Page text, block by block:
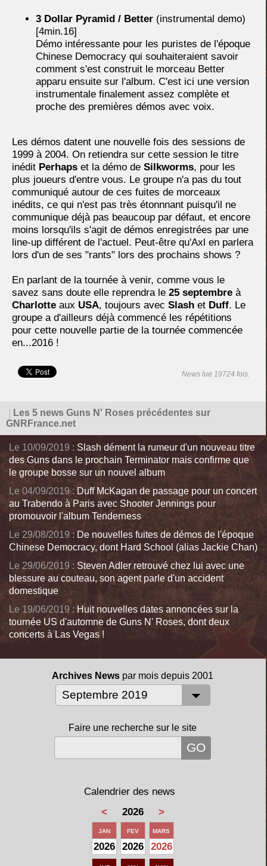
3 Dollar Pyramid / Better (instrumental demo)
[4min.16]
Démo intéressante pour les puristes de l'époque
Chinese Democracy qui souhaiteraient savoir
comment s'est construit le morceau Better
apparu ensuite sur l'album. C'est ici une version
instrumentale finalement assez complète et
proche des premières démos avec voix.
Les démos datent une nouvelle fois des sessions de
1999 à 2004. On retiendra sur cette session le titre
inédit Perhaps et la démo de Silkworms, pour les
plus joueurs d'entre vous. Le groupe n'a pas du tout
communiqué autour de ces fuites de morceaux
inédits, ce qui n'est pas très étonnnant puisqu'il ne
communique déjà pas beaucoup par défaut, et encore
moins lorsqu'ils s'agit de démos enregistrées par une
line-up différent de l'actuel. Peut-être qu'Axl en parlera
lors d'un de ses "rants" lors des prochains shows ?
En parlant de la tournée à venir, comme vous le
savez sans doute elle reprendra le 25 septembre à
Charlotte aux USA, toujours avec Slash et Duff. Le
groupe a d'ailleurs déjà commencé les répétitions
pour cette nouvelle partie de la tournée commencée
en...2016 !
News lue 19724 fois.
Les 5 news Guns N' Roses précédentes sur
GNRFrance.net
Le 10/09/2019 : Slash dément la rumeur d'un nouveau titre
des Guns dans le prochain Terminator mais confirme que
le groupe bosse sur un nouvel album
Le 04/09/2019 : Duff McKagan de passage pour un concert
au Trabendo à Paris avec Shooter Jennings pour
promouvoir l'album Tenderness
Le 29/08/2019 : De nouvelles fuites de démos de l'époque
Chinese Democracy, dont Hard School (alias Jackie Chan)
Le 29/06/2019 : Steven Adler retrouvé chez lui avec une
blessure au couteau, son agent parle d'un accident
domestique
Le 19/06/2019 : Huit nouvelles dates annoncées sur la
tournée US d'automne de Guns N' Roses, dont deux
concerts à Las Vegas !
Archives News par mois depuis 2001
Faire une recherche sur le site
Calendrier des news
<
2026 >
JAN
2026
FEV
2026
MARS
2026